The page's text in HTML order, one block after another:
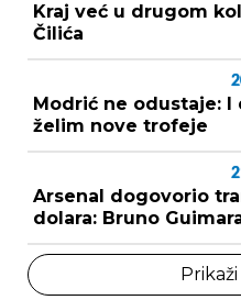
Kraj već u drugom
Čilića
Modrić ne odustaje:
želim nove trofeje
Arsenal dogovorio
dolara: Bruno